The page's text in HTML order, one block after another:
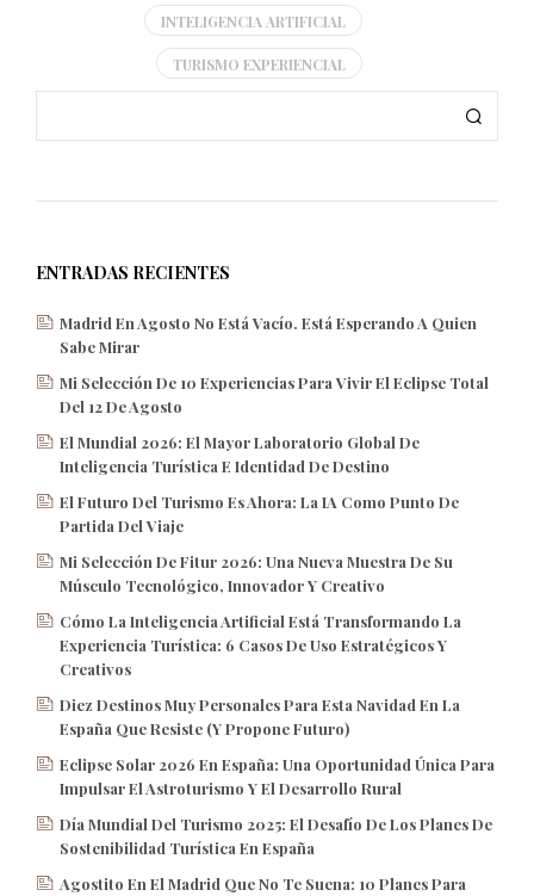
INTELIGENCIA ARTIFICIAL
TURISMO EXPERIENCIAL
ENTRADAS RECIENTES
Madrid En Agosto No Está Vacío. Está Esperando A Quien
Sabe Mirar
Mi Selección De 10 Experiencias Para Vivir El Eclipse Total
Del 12 De Agosto
El Mundial 2026: El Mayor Laboratorio Global De
Inteligencia Turística E Identidad De Destino
El Futuro Del Turismo Es Ahora: La IA Como Punto De
Partida Del Viaje
Mi Selección De Fitur 2026: Una Nueva Muestra De Su
Músculo Tecnológico, Innovador Y Creativo
Cómo La Inteligencia Artificial Está Transformando La
Experiencia Turística: 6 Casos De Uso Estratégicos Y
Creativos
Diez Destinos Muy Personales Para Esta Navidad En La
España Que Resiste (y Propone Futuro)
Eclipse Solar 2026 En España: Una Oportunidad Única Para
Impulsar El Astroturismo Y El Desarrollo Rural
Día Mundial Del Turismo 2025: El Desafío De Los Planes De
Sostenibilidad Turística En España
Agostito En El Madrid Que No Te Suena: 10 Planes Para